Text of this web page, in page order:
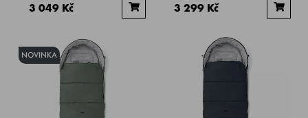
3 049 Kč 3 299 Kč
NOVINKA